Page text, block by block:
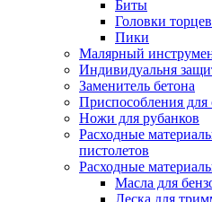
Биты
Головки
Пики
Малярный
Индивидуальня
Заменитель бетона
Приспособления для
Ножи для рубанков
Расходные
пистолетов
Расходные
Масла для
Леска для